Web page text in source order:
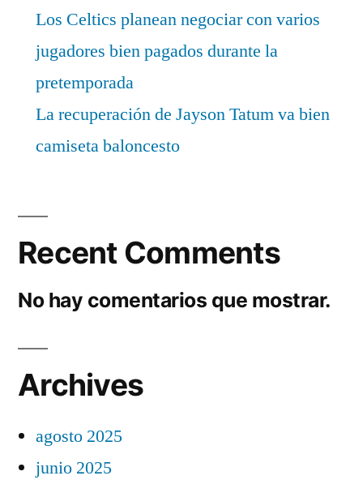
Los Celtics planean negociar con varios
jugadores bien pagados durante la
pretemporada
La recuperación de Jayson Tatum va bien
camiseta baloncesto
Recent Comments
No hay comentarios que mostrar.
Archives
agosto 2025
junio 2025